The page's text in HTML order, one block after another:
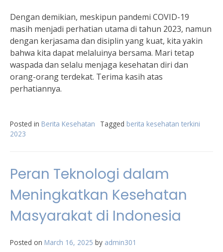
Dengan demikian, meskipun pandemi COVID-19
masih menjadi perhatian utama di tahun 2023, namun
dengan kerjasama dan disiplin yang kuat, kita yakin
bahwa kita dapat melaluinya bersama. Mari tetap
waspada dan selalu menjaga kesehatan diri dan
orang-orang terdekat. Terima kasih atas
perhatiannya.
Posted in Berita Kesehatan Tagged berita kesehatan terkini
2023
Peran Teknologi dalam
Meningkatkan Kesehatan
Masyarakat di Indonesia
Posted on March 16, 2025 by admin301